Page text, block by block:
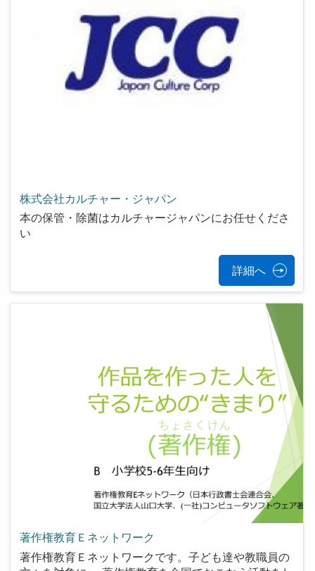
株式会社カルチャー・ジャパン
本の保管・除菌はカルチャージャパンにお任せくださ
い
詳細へ
著作権教育Ｅネットワーク
著作権教育Ｅネットワークです。子ども達や教職員の